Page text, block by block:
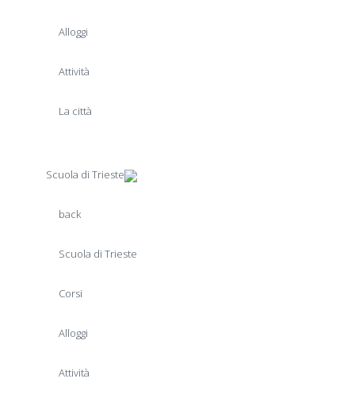
Alloggi
Attività
La città
Scuola di Trieste
back
Scuola di Trieste
Corsi
Alloggi
Attività